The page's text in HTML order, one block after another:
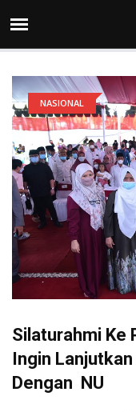
NASIONAL
Silaturahmi Ke
Ingin
Dengan NU